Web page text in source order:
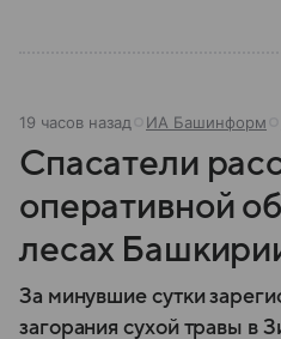
19 часов назад ИА Башинформ
Спасатели
оперативной
лесах
За минувшие сутки
загорания сухой травы в